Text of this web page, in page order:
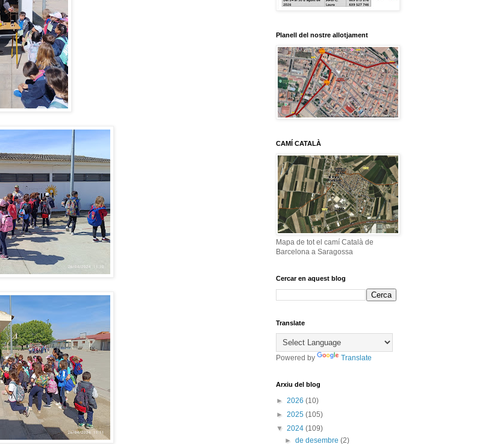
Planell del nostre allotjament
CAMÍ CATALÀ
Mapa de tot el camí Català de
Barcelona a Saragossa
Cercar en aquest blog
Translate
Powered by Translate
Arxiu del blog
► 2026 (10)
► 2025 (105)
▼ 2024 (109)
►de desembre(2)